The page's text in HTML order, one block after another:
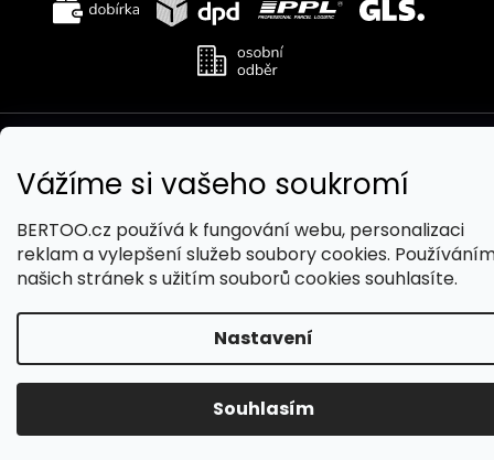
Vážíme si vašeho soukromí
BERTOO.cz používá k fungování webu, personalizaci
reklam a vylepšení služeb soubory cookies.
našich stránek s užitím souborů cookies souhlasíte.
Nastavení
Souhlasím
Vytvořil Shoptet